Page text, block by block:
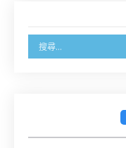
徵詢有意願擔任臺